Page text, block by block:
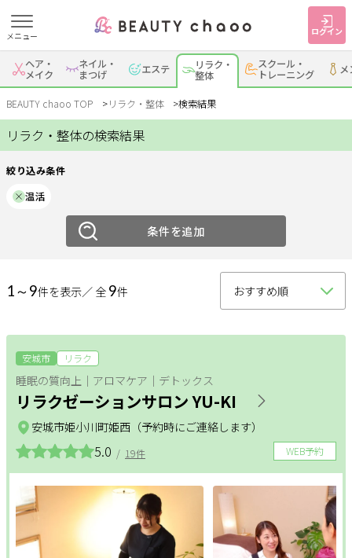
メニュー ログイン
すでに会員の方
ログイン
はじめてご利用の方
新規会員登録
ジャンルで探す
ヘア・メイク
スクール・
トレーニング
メンズ
大人女子トピック ランキング
サポート
よくある質問
利用規約
プライバシーポリシー
お問い合わせ
掲載店様
ヘア・
メイク
ネイル・
まつげ エステ リラク・
整体
スクール・
トレーニング メ
BEAUTY chaoo TOP リラク・整体 検索結果
リラク・整体の検索結果
絞り込み条件
温活
条件を追加
1～9件を表示／ 全 9件
安城市 リラク
睡眠の質向上｜アロマケア｜デトックス
リラクゼーションサロン YU-KI
WEB予約
5.0 / 19件
安城市姫小川町姫西（予約時にご連絡します）
絞り込み
ジャンル
リラク
エリア
岡崎・幸田
・蒲郡
安城
碧南・高浜
豊明・大府・知多・
リラクメニュー
整体 アロマ・リンパ フットケア
ダイエット もみほぐし
更年期 温活 姿勢改善
ヘッドケア 足つぼ
フェムケア フェイシャル ボディ